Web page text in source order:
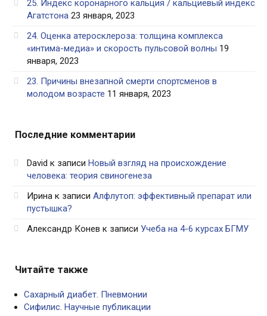
25. Индекс коронарного кальция / кальциевый индекс
Агатстона 23 января, 2023
24. Оценка атеросклероза: толщина комплекса
«интима-медиа» и скорость пульсовой волны 19
января, 2023
23. Причины внезапной смерти спортсменов в
молодом возрасте 11 января, 2023
Последние комментарии
David к записи Новый взгляд на происхождение
человека: теория свиногенеза
Ирина к записи Алфлутоп: эффективный препарат или
пустышка?
Александр Конев к записи Учеба на 4-6 курсах БГМУ
Читайте также
Сахарный диабет. Пневмонии
Сифилис. Научные публикации